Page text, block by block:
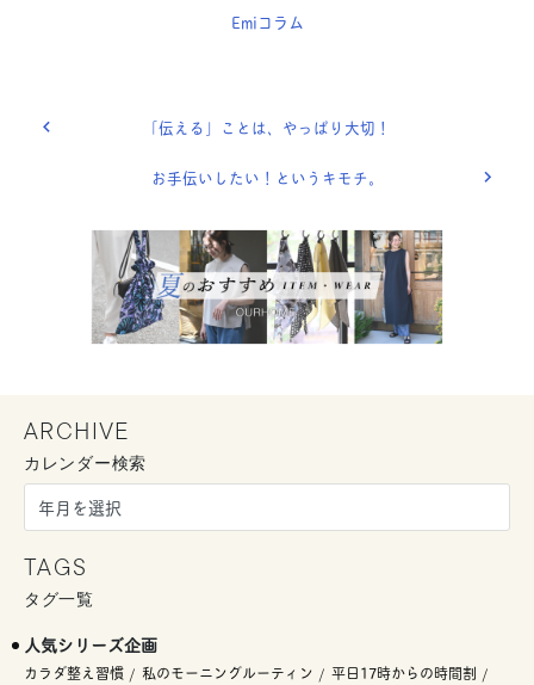
Emiコラム
「伝える」ことは、やっぱり大切！
お手伝いしたい！というキモチ。
ARCHIVE
カレンダー検索
TAGS
タグ一覧
人気シリーズ企画
カラダ整え習慣 私のモーニングルーティン
平日17時からの時間割